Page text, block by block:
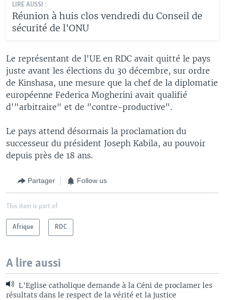
LIRE AUSSI :
Réunion à huis clos vendredi du Conseil de
sécurité de l'ONU
Le représentant de l'UE en RDC avait quitté le pays
juste avant les élections du 30 décembre, sur ordre
de Kinshasa, une mesure que la chef de la diplomatie
européenne Federica Mogherini avait qualifié
d'"arbitraire" et de "contre-productive".
Le pays attend désormais la proclamation du
successeur du président Joseph Kabila, au pouvoir
depuis près de 18 ans.
Partager Follow us
This item is part of
Afrique RDC
A lire aussi
L'Eglise catholique demande à la Céni de proclamer les
résultats dans le respect de la vérité et la justice